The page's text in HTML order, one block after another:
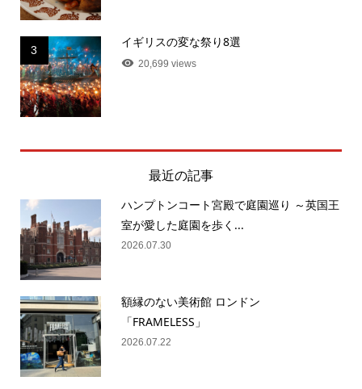
3
イギリスの変な祭り8選
20,699 views
最近の記事
ハンプトンコート宮殿で庭園巡り ～英国王
室が愛した庭園を歩く...
2026.07.30
額縁のない美術館 ロンドン
「FRAMELESS」
2026.07.22